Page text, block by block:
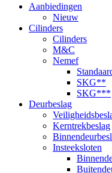
Aanbiedingen
Nieuw
Cilinders
Cilinders
M&C
Nemef
SKG**
SKG***
Deurbeslag
Kerntrekbeslag
Insteeksloten